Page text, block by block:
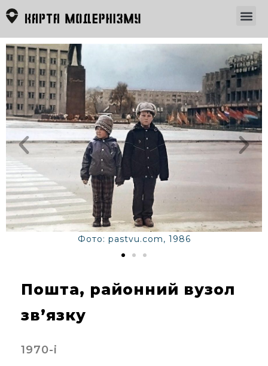
Фото: pastvu.com, 1986
Пошта, районний вузол
зв’язку
1970-і